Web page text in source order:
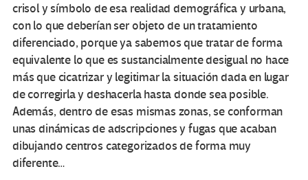
crisol y símbolo de esa realidad demográfica y urbana,
con lo que deberían ser objeto de un tratamiento
diferenciado, porque ya sabemos que tratar de forma
equivalente lo que es sustancialmente desigual no hace
más que cicatrizar y legitimar la situación dada en lugar
de corregirla y deshacerla hasta donde sea posible.
Además, dentro de esas mismas zonas, se conforman
unas dinámicas de adscripciones y fugas que acaban
dibujando centros categorizados de forma muy
diferente…